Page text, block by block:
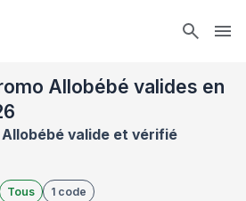
Allobébé valides en
valide et vérifié
Tous 1 code